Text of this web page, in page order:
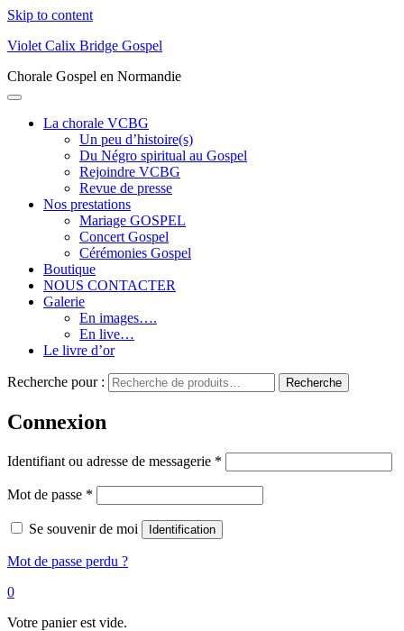
Skip to content
Violet Calix Bridge Gospel
Chorale Gospel en Normandie
La chorale VCBG
Un peu d’histoire(s)
Du Négro spiritual au Gospel
Rejoindre VCBG
Revue de presse
Nos prestations
Mariage GOSPEL
Concert Gospel
Cérémonies Gospel
Boutique
NOUS CONTACTER
Galerie
En images….
En live…
Le livre d’or
Recherche pour : Recherche
Connexion
Identifiant ou adresse de messagerie *
Mot de passe *
Se souvenir de moi Identification
Mot de passe perdu ?
0
Votre panier est vide.